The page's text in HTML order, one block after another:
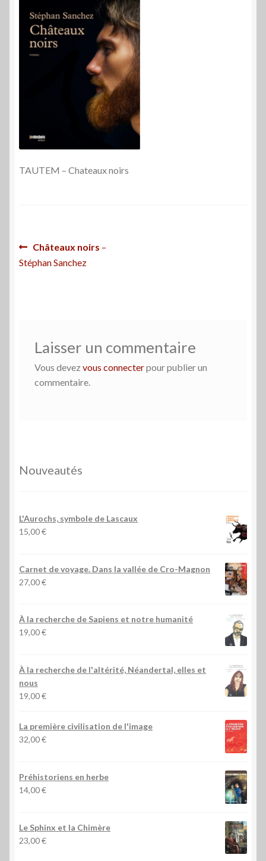
TAUTEM – Chateaux noirs
Navigation
de
Article
précédent :
Châteaux noirs –
Stéphan Sanchez
Laisser un commentaire
Vous devez vous connecterpour publier un
commentaire.
Nouveautés
L'Aurochs, symbole de Lascaux
15,00€
Carnet de voyage. Dans la vallée de Cro-Magnon
27,00€
À la recherche de Sapiens et notre humanité
19,00€
À la recherche de l'altérité, Néandertal, elles et
nous
19,00€
La première civilisation de l'image
32,00€
Préhistoriens en herbe
14,00€
Le Sphinx et la Chimère
23,00€